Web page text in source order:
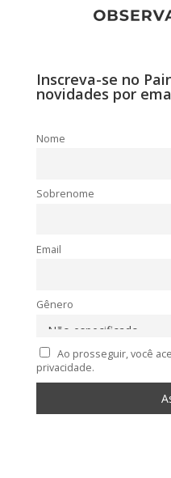
Inscreva-se no
novidades por
Nome
Sobrenome
Email
Gênero
Ao prosseguir, você
privacidade.